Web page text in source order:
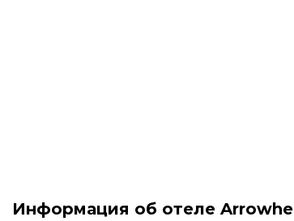
Информация об отеле